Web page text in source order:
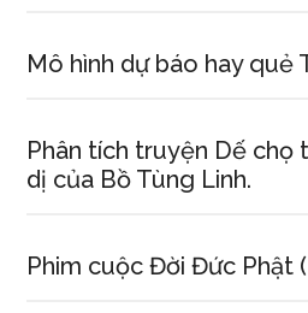
Mô hình dự báo hay quẻ
Phân tích truyện Dế chọ
dị của Bồ Tùng Linh.
Phim cuộc Đời Đức Phật